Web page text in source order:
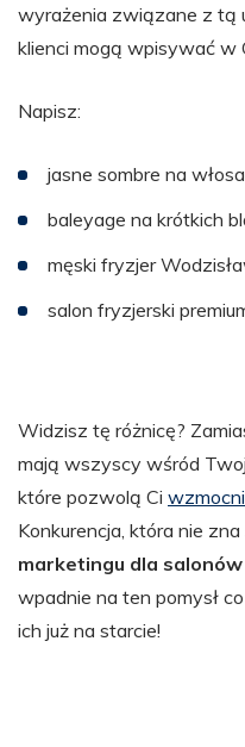
wyrażenia związane z tą
klienci mogą wpisywać w
Napisz:
jasne sombre na
baleyage na krótkich
męski fryzjer
salon fryzjerski
Widzisz tę różnicę?
mają wszyscy wśród
które pozwolą Ci
Konkurencja, która nie zna
marketingu dla
wpadnie na ten pomysł
ich już na starcie!